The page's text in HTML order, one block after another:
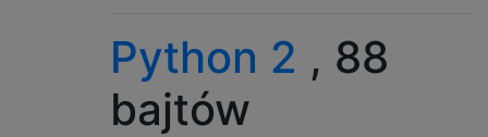
Python 2 , 88
bajtów